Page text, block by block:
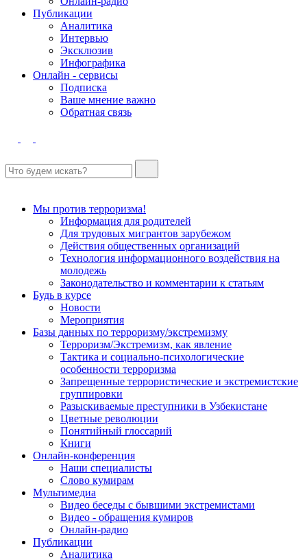
Публикации
Аналитика
Интервью
Эксклюзив
Инфографика
Онлайн - сервисы
Подписка
Ваше мнение важно
Обратная связь
Мы против терроризма!
Информация для родителей
Для трудовых мигрантов зарубежом
Действия общественных организаций
Технология информационного воздействия на
молодежь
Законодательство и комментарии к статьям
Будь в курсе
Новости
Мероприятия
Базы данных по терроризму/экстремизму
Терроризм/Экстремизм, как явление
Тактика и социально-психологические
особенности терроризма
Запрещенные террористические и экстремистские
группировки
Разыскиваемые преступники в Узбекистане
Цветные революции
Понятийный глоссарий
Книги
Онлайн-конференция
Наши специалисты
Слово кумирам
Мультимедиа
Видео беседы с бывшими экстремистами
Видео - обращения кумиров
Онлайн-радио
Публикации
Аналитика